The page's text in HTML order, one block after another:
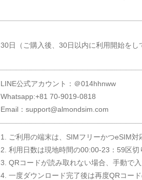
30日（ご購入後、30日以内に利用開始をし
LINE公式アカウント：＠014hhnww
Whatsapp:+81 70-9019-0818
Email：support@almondsim.com
1. ご利用の端末は、SIMフリーかつeSIM対
2. 利用日数は現地時間の00:00-23：59区切
3. QRコードが読み取れない場合、手動で入
4. 一度ダウンロード完了後は再度QRコー